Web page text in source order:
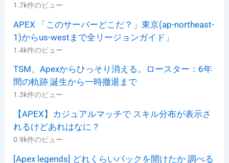
1.7k件のビュー
APEX 「このサーバーどこだ？」東京(ap-northeast-
1)からus-westまで全リージョンガイド」
1.4k件のビュー
TSM、Apexからひっそり消える。ロースター：6年
間の軌跡 誕生から一時撤退まで
1.3k件のビュー
【APEX】カジュアルマッチで スキル分布が表示さ
れるけどあれはなに？
0.9k件のビュー
[Apex legends] どれくらいパックを開けたか 調べる